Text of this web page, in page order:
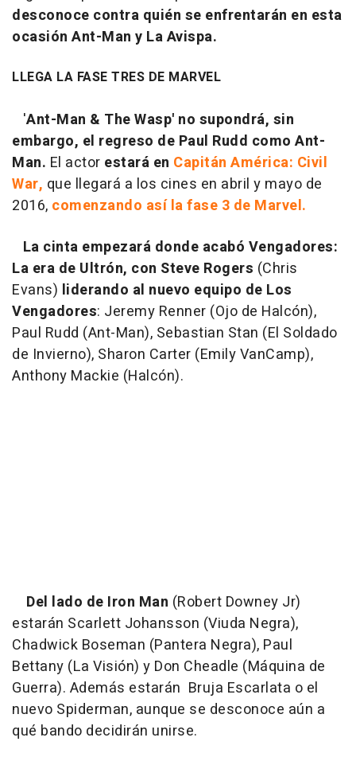
desconoce contra quién se enfrentarán en esta
ocasión Ant-Man y La Avispa.
LLEGA LA FASE TRES DE MARVEL
'Ant-Man & The Wasp' no supondrá, sin
embargo, el regreso de Paul Rudd como Ant-
Man. El actor estará en Capitán América: Civil
War, que llegará a los cines en abril y mayo de
2016, comenzando así la fase 3 de Marvel.
La cinta empezará donde acabó Vengadores:
La era de Ultrón, con Steve Rogers (Chris
Evans) liderando al nuevo equipo de Los
Vengadores: Jeremy Renner (Ojo de Halcón),
Paul Rudd (Ant-Man), Sebastian Stan (El Soldado
de Invierno), Sharon Carter (Emily VanCamp),
Anthony Mackie (Halcón).
Del lado de Iron Man (Robert Downey Jr)
estarán Scarlett Johansson (Viuda Negra),
Chadwick Boseman (Pantera Negra), Paul
Bettany (La Visión) y Don Cheadle (Máquina de
Guerra). Además estarán Bruja Escarlata o el
nuevo Spiderman, aunque se desconoce aún a
qué bando decidirán unirse.